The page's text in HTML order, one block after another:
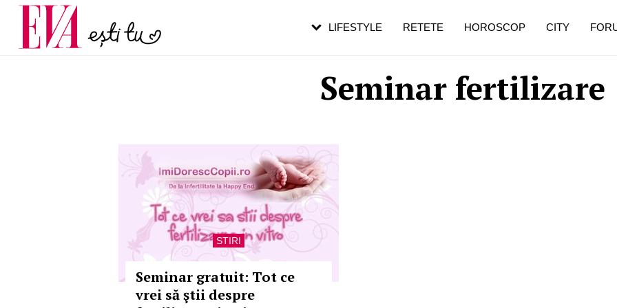
Seminar fertilizare
STIRI
Seminar gratuit: Tot ce
vrei să ştii despre
LIFESTYLE RETETE HOROSCOP CITY
Carieră
Actualitate
pe măsură ce înaintezi în vârstă
de dureroasă este investigația